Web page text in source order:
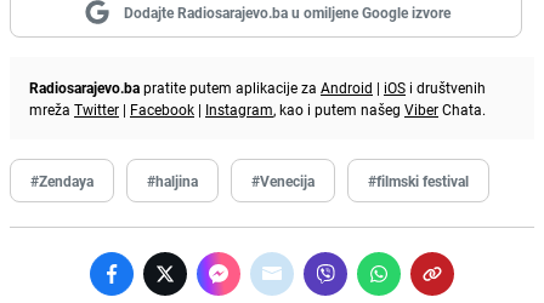
Dodajte Radiosarajevo.ba u omiljene Google izvore
Radiosarajevo.bapratite putem aplikacije za Android | iOS i društvenih
mreža Twitter | Facebook | Instagram, kao i putem našeg ViberChata.
#Zendaya #haljina #Venecija #filmski festival